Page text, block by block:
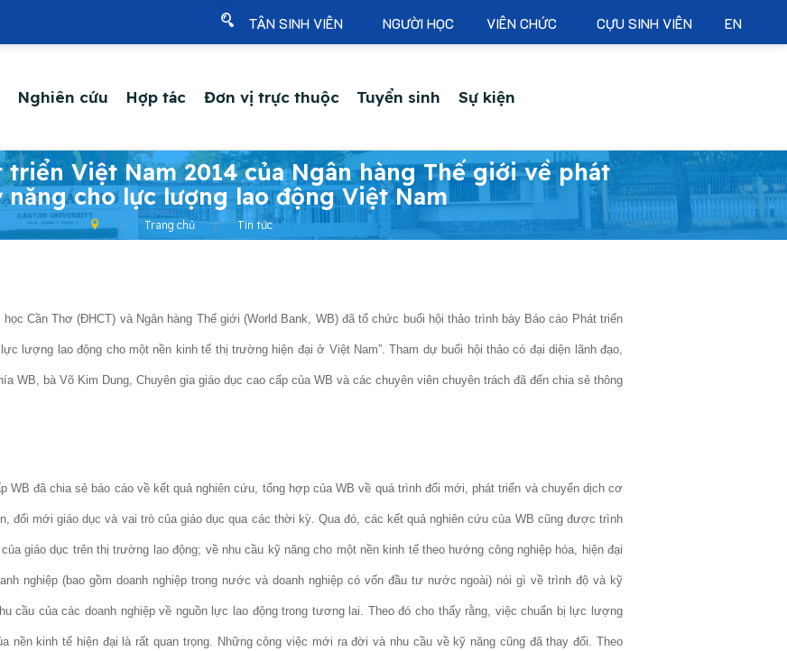
TÂN SINH VIÊN NGƯỜI HỌC VIÊN CHỨC CỰU SINH VIÊN EN
Nghiên cứu Hợp tác Đơn vị trực thuộc Tuyển sinh Sự kiện
triển Việt Nam 2014 của Ngân hàng Thế giới về phát
cho lực lượng lao động Việt Nam
Trang chủ Tin tức
Cần Thơ (ĐHCT) và Ngân hàng Thế giới (World Bank, WB) đã tổ chức buổi hội thảo trình bày Báo cáo Phát triển
lượng lao động cho một nền kinh tế thị trường hiện đại ở Việt Nam”. Tham dự buổi hội thảo có đại diện lãnh đạo,
WB, bà Võ Kim Dung, Chuyên gia giáo dục cao cấp của WB và các chuyên viên chuyên trách đã đến chia sẻ thông
WB đã chia sẻ báo cáo về kết quả nghiên cứu, tổng hợp của WB về quá trình đổi mới, phát triển và chuyển dịch cơ
đổi mới giáo dục và vai trò của giáo dục qua các thời kỳ. Qua đó, các kết quả nghiên cứu của WB cũng được trình
giáo dục trên thị trường lao động; về nhu cầu kỹ năng cho một nền kinh tế theo hướng công nghiệp hóa, hiện đại
nghiệp (bao gồm doanh nghiệp trong nước và doanh nghiệp có vốn đầu tư nước ngoài) nói gì về trình độ và kỹ
cầu của các doanh nghiệp về nguồn lực lao động trong tương lai. Theo đó cho thấy rằng, việc chuẩn bị lực lượng
nền kinh tế hiện đại là rất quan trọng. Những công việc mới ra đời và nhu cầu về kỹ năng cũng đã thay đổi. Theo